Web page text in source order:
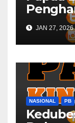
BPJS
JAN 27, 2026
NASIONAL PB